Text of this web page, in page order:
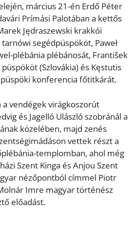
március 21-én Erdő Péter
Prímási Palotában a kettős
Jędraszewski krakkói
segédpüspököt, Paweł
plébánia plébánosát, František
(Szlovákia) és Kęstutis
konferencia főtitkárát.
vendégek virágkoszorút
és Jagelló Ulászló szobránál a
közelében, majd zenés
vettek részt a
templomban, ahol még
Szent Kinga és Anjou Szent
nézőpontból címmel Piotr
Imre magyar történész
előadást.